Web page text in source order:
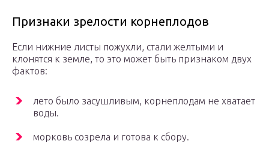
Признаки зрелости корнеплодов
Если нижние листы пожухли, стали желтыми и
клонятся к земле, то это может быть признаком двух
фактов:
лето было засушливым, корнеплодам не хватает
воды.
морковь созрела и готова к сбору.